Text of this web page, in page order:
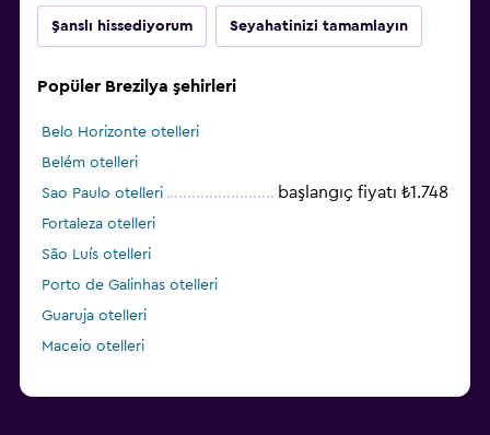
Şanslı hissediyorum Seyahatinizi tamamlayın
Popüler Brezilya şehirleri
Belo Horizonte otelleri
Belém otelleri
Sao Paulo otelleri
başlangıç fiyatı ₺1.748
Fortaleza otelleri
São Luís otelleri
Porto de Galinhas otelleri
Guaruja otelleri
Maceio otelleri